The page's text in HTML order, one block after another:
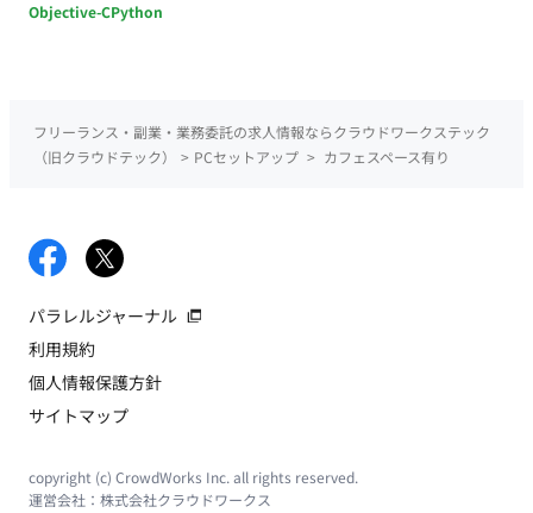
Objective-CPython
フリーランス・副業・業務委託の求人情報ならクラウドワークステック
（旧クラウドテック）
> PCセットアップ > カフェスペース有り
パラレルジャーナル
利用規約
個人情報保護方針
サイトマップ
copyright (c) CrowdWorks Inc. all rights reserved.
運営会社： 株式会社クラウドワークス